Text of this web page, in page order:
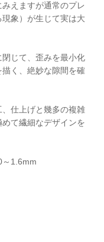
えますが通常のプレ
象）が生じて実は大
じて、歪みを最小化
く、絶妙な隙間を確
仕上げと幾多の複雑
て繊細なデザインを
～1.6mm